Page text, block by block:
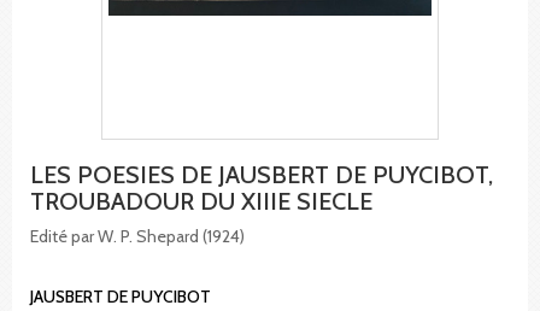
LES POESIES DE JAUSBERT DE PUYCIBOT,
TROUBADOUR DU XIIIE SIECLE
Edité par W. P. Shepard (1924)
JAUSBERT DE PUYCIBOT